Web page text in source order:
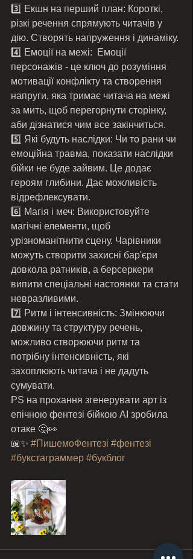
3️⃣ Екшн на перший план: Короткі,
різкі речення спрямують читачів у
дію. Створять напруження і динаміку.
4️⃣ Емоції на межі:  Емоції
персонажів - це ключ до розуміння
мотивації конфлікту та створення
напруги, яка тримає читача на межі
за мить, щоб перегорнути сторінку,
аби дізнатися чим все закінчиться.
5️⃣ Які будуть наслідки: Чи то рани чи
емоційна травма, показати наслідки
бійки не буде зайвим. Це додає
героям глибини. Дає можливість
відрефлексувати.
6️⃣ Магія і меч: Використовуйте
магічні елементи, щоб
урізноманітнити сцену. Чарівники
можуть створити захисні бар'єри
довкола ратників, а берсеркери
випити спеціальні настоянки та стати
невразливими.
7️⃣ Ритм і інтенсивність: Змінюючи
довжину та структуру речень,
можливо створюючи ритм та
потрібну інтенсивність, які
захоплюють читача і не дадуть
сумувати.
PS на прохання згенерувати арт із
епічною фентезі бійкою АІ зробила
отаке 🤔👀
📖✨ #ПишемоФентезі #фентезі
#букстаграммер #букблог